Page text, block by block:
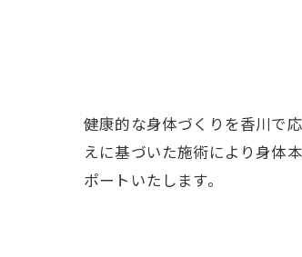
健康的な身体づくりを香川で
えに基づいた施術により身体
ポートいたします。